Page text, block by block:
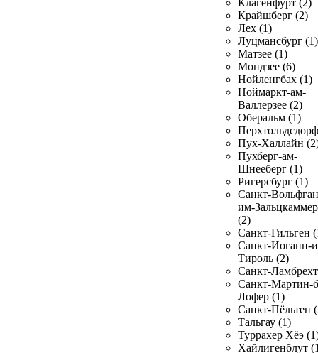
Клагенфурт (2)
Крайшберг (2)
Лех (1)
Луцмансбург (1)
Матзее (1)
Мондзее (6)
Нойленгбах (1)
Ноймаркт-ам-
Валлерзее (2)
Оберальм (1)
Пух-Халлайн
Пухберг-ам-
Шнееберг (1)
Ригерсбург (1)
Санкт-
им-
(2)
Санкт-Гильген
Санкт-Иоганн-
Тироль (2)
Санкт-
Санкт-Мартин-
Лофер (1)
Санкт-Пёльтен
Тальгау (1)
Туррахер Хёэ
Хайлигенблут